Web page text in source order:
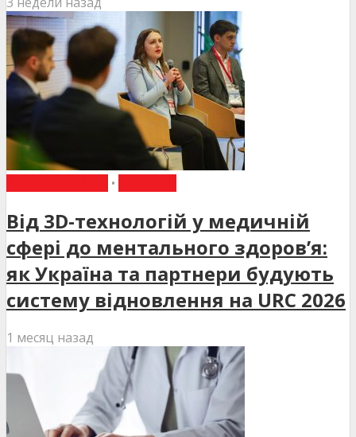
•
Від 3D-технологій у медичній
сфері до ментального здоров’я:
як Україна та партнери будують
систему відновлення на URC 2026
1 месяц назад